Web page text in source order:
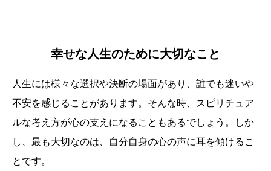
幸せな人生のために大切なこと
人生には様々な選択や決断の場面があり、誰でも迷いや
不安を感じることがあります。そんな時、スピリチュア
ルな考え方が心の支えになることもあるでしょう。しか
し、最も大切なのは、自分自身の心の声に耳を傾けるこ
とです。